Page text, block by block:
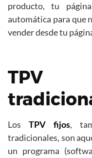
producto, tu
automática para que
vender desde tu
Los TPV fijos,
tradicionales, son
un programa